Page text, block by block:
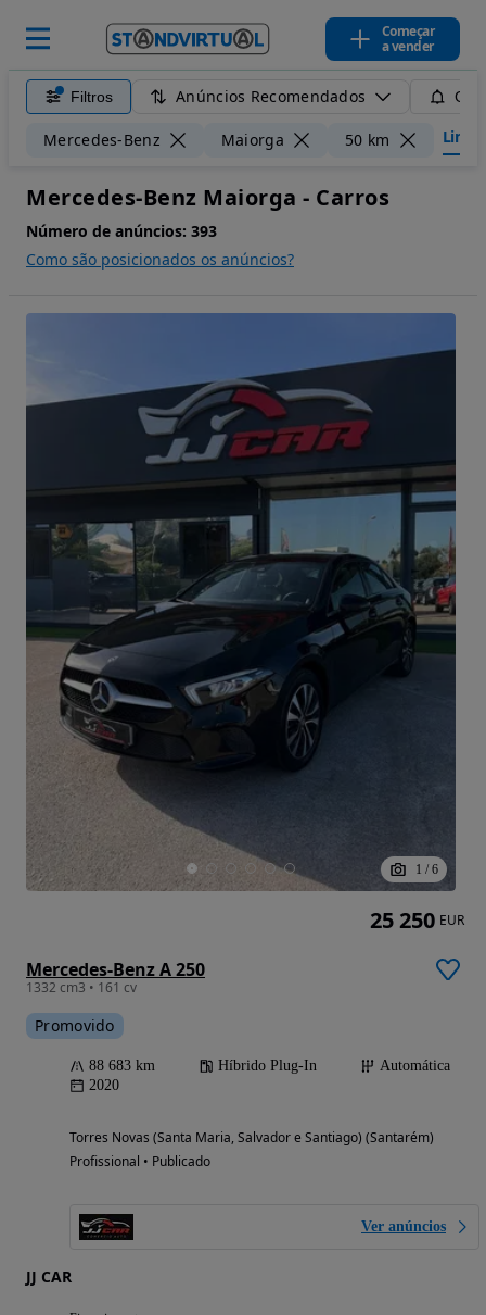
Começar
a vender
Filtros Anúncios Recomendados
Mercedes-Benz Maiorga 50 km
Mercedes-Benz Maiorga - Carros
Número de anúncios: 393
Como são posicionados os anúncios?
1 / 6
Mercedes-Benz A 250
1332 cm3 • 161 cv
Promovido
88 683 km Híbrido Plug-In
Automática
2020
Torres Novas (Santa Maria, Salvador e Santiago) (Santarém)
Profissional • Publicado
Ver anúncios
JJ CAR
25 250 EUR